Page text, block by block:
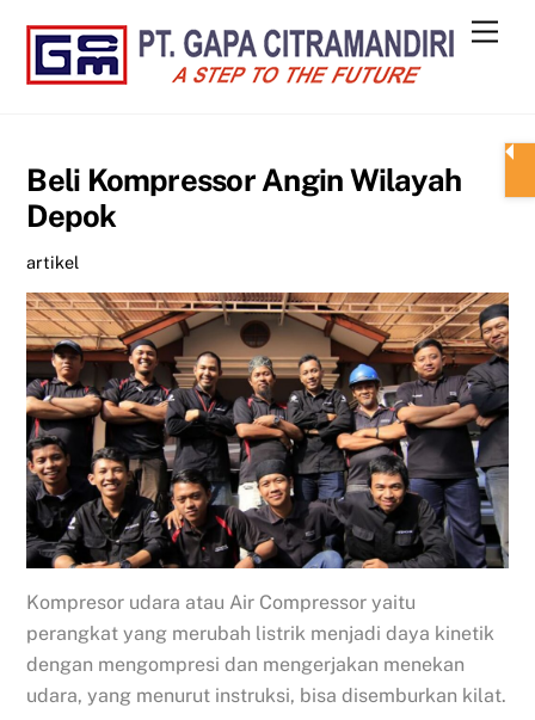
content
Beli Kompressor Angin Wilayah
Depok
artikel
Kompresor udara atau Air Compressor yaitu
perangkat yang merubah listrik menjadi daya kinetik
dengan mengompresi dan mengerjakan menekan
udara, yang menurut instruksi, bisa disemburkan kilat.